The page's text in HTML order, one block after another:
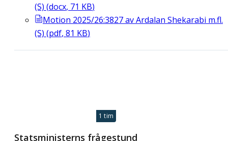
(S) (docx, 71 KB)
Motion 2025/26:3827 av Ardalan Shekarabi m.fl.
(S) (pdf, 81 KB)
1 tim
Statsministerns frågestund